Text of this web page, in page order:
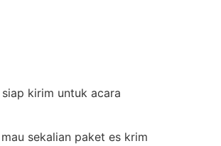
kirim untuk acara
sekalian paket es krim